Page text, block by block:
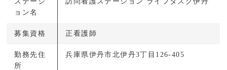
ョン名
募集資格 正看護師
勤務先住
所
兵庫県伊丹市北伊丹3丁目126-405